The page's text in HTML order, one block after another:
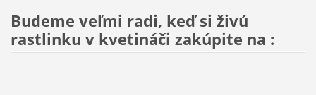
Budeme veľmi radi, keď si živú
rastlinku v kvetináči zakúpite na :